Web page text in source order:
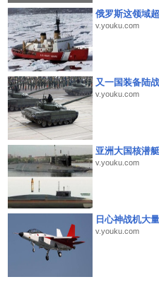
俄罗斯这领域
v.youku.com
又一国装备陆
v.youku.com
亚洲大国核潜
v.youku.com
日心神战机大
v.youku.com